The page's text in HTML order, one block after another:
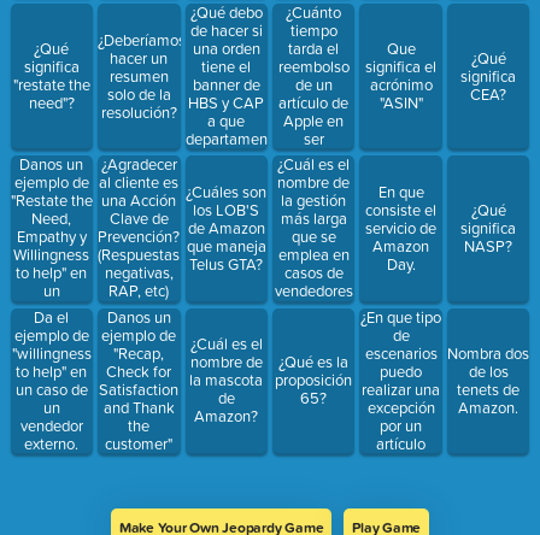
¿Qué
significa
"restate the
need"?
Danos un
ejemplo de
"Restate the
Need,
Empathy y
Willingness
to help" en
un
escenario
DNR.
Da el
ejemplo de
"willingness
to help" en
un caso de
un
vendedor
externo.
¿Deberíamos
hacer un
resumen
solo de la
resolución?
¿Agradecer
al cliente es
una Acción
Clave de
Prevención?
(Respuestas
negativas,
RAP, etc)
Danos un
ejemplo de
"Recap,
Check for
Satisfaction
and Thank
the
customer"
en un
reembolso.
¿Qué debo
de hacer si
una orden
tiene el
banner de
HBS y CAP
a que
departamento
se debe de
¿Cuáles son
los LOB'S
de Amazon
que maneja
Telus GTA?
¿Cuál es el
nombre de
la mascota
de
Amazon?
¿Cuánto
tiempo
tarda el
reembolso
de un
artículo de
Apple en
ser
efectivo?
¿Cuál es el
nombre de
la gestión
más larga
que se
emplea en
casos de
vendedores
externos?
¿Qué es la
proposición
65?
Que
significa el
acrónimo
"ASIN"
En que
consiste el
servicio de
Amazon
Day.
¿En que tipo
de
escenarios
puedo
realizar una
excepción
por un
artículo
DNR?
¿Qué
significa
CEA?
¿Qué
significa
NASP?
Nombra dos
de los
tenets de
Amazon.
Make Your Own Jeopardy Game Play Game